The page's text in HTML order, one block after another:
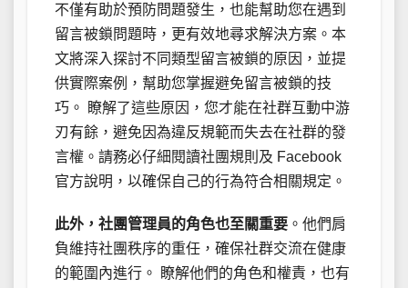
不僅有助於預防問題發生，也能幫助您在遇到
留言被鎖問題時，更有效地尋求解決方案。本
文將深入探討不同類型留言被鎖的原因，並提
供實際案例，幫助您掌握避免留言被鎖的技
巧。 瞭解了這些原因，您才能在社群互動中游
刃有餘，避免因為違反規範而失去在社群的發
言權。請務必仔細閱讀社團規則及 Facebook
官方說明，以確保自己的行為符合相關規定。
此外，社團管理員的角色也至關重要 。他們肩
負維持社團秩序的重任，確保社群交流在健康
的範圍內進行。 瞭解他們的角色和權責，也有